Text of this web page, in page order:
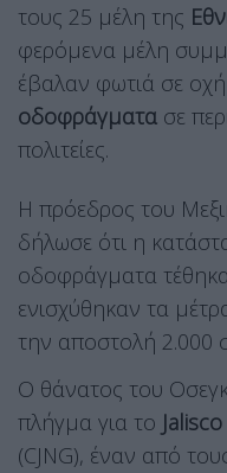
τους 25 μέλη της
φερόμενα μέλη
έβαλαν φωτιά σε
οδοφράγματα σε
πολιτείες.
Η πρόεδρος του
δήλωσε ότι η
οδοφράγματα
ενισχύθηκαν τα
την αποστολή 2.000
Ο θάνατος του
πλήγμα για το
(CJNG), έναν από